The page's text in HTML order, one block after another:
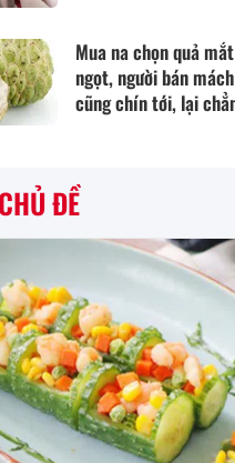
Mua na chọn quả
ngọt, người bán
cũng chín tới, lại
ĐỀ